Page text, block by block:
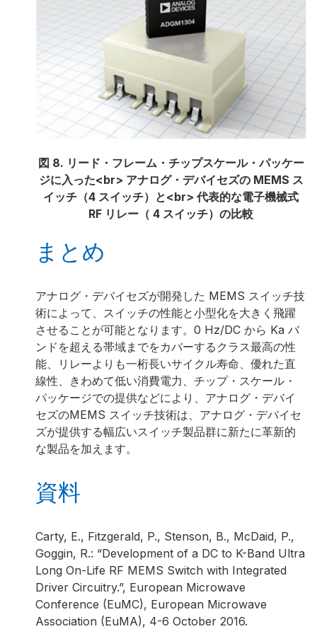
図 8. リード・フレーム・チップスケール・パッケー
ジに入った<br> アナログ・デバイセズの MEMS ス
イッチ（4 スイッチ）と<br> 代表的な電子機械式
RF リレー（ 4 スイッチ）の比較
まとめ
アナログ・デバイセズが開発した MEMS スイッチ技
術によって、スイッチの性能と小型化を大きく飛躍
させることが可能となります。0 Hz/DC から Ka バ
ンドを超える帯域までをカバーするクラス最高の性
能、リレーよりも一桁長いサイクル寿命、優れた直
線性、きわめて低い消費電力、チップ・スケール・
パッケージでの提供などにより、アナログ・デバイ
セズのMEMS スイッチ技術は、アナログ・デバイセ
ズが提供する幅広いスイッチ製品群に新たに革新的
な製品を加えます。
資料
Carty, E., Fitzgerald, P., Stenson, B., McDaid, P.,
Goggin, R.: “Development of a DC to K-Band Ultra
Long On-Life RF MEMS Switch with Integrated
Driver Circuitry.”, European Microwave
Conference (EuMC), European Microwave
Association (EuMA), 4-6 October 2016.